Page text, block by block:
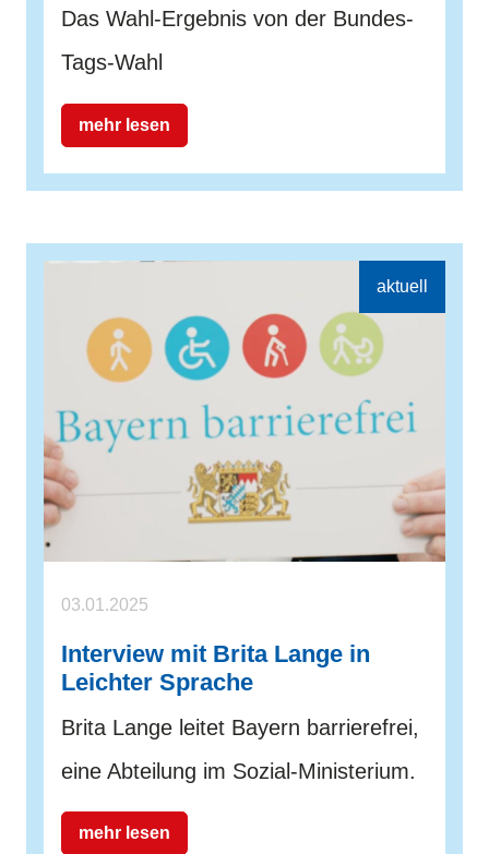
Das Wahl-Ergebnis von der Bundes-
Tags-Wahl
mehr lesen
03.01.2025
Interview mit Brita Lange in
Leichter Sprache
Brita Lange leitet Bayern barrierefrei,
eine Abteilung im Sozial-Ministerium.
mehr lesen